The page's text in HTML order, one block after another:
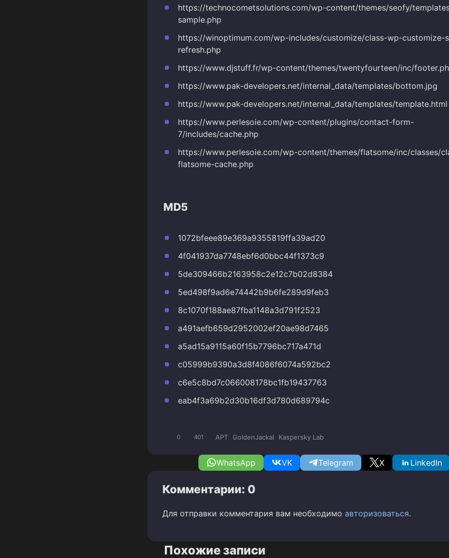
https://technocometsolutions.com/wp-content/themes/seofy/
sample.php
https://winoptimum.com/wp-includes/customize/class-wp-customize-
refresh.php
https://www.djstuff.fr/wp-content/themes/twentyfourteen/inc/
https://www.pak-developers.net/internal_data/templates/bottom.jpg
https://www.pak-developers.net/internal_data/templates/template.html
https://www.perlesoie.com/wp-content/plugins/contact-form-
7/includes/cache.php
https://www.perlesoie.com/wp-content/themes/flatsome/inc/classes/
flatsome-cache.php
MD5
1072bfeee89e369a9355819ffa39ad20
4f041937da7748ebf6d0bbc44f1373c9
5de309466b2163958c2e12c7b02d8384
5ed498f9ad6e74442b9b6fe289d9feb3
8c1070f188ae87fba1148a3d791f2523
a491aefb659d2952002ef20ae98d7465
a5ad15a9115a60f15b7796bc717a471d
c05999b9390a3d8f4086f6074a592bc2
c6e5c8bd7c066008178bc1fb19437763
eab4f3a69b2d30b16df3d780d689794c
0 401 APT GoldenJackal Kaspersky Lab
WhatsApp VK Telegram X LinkedIn
Комментарии: 0
Для отправки комментария вам необходимо авторизоваться.
Похожие записи